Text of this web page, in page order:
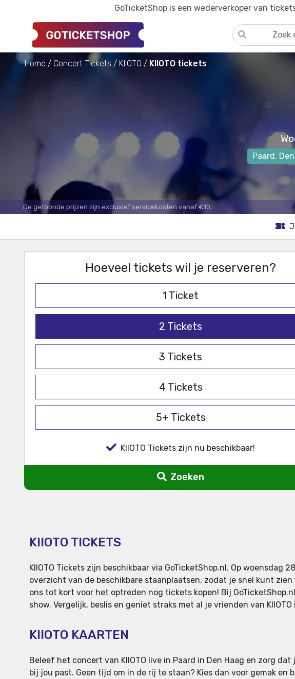
GoTicketShop is een wederverkoper van
Home Concert Tickets KIIOTO KIIOTO tickets
Paard,
De getoonde prijzen zijn exclusief servicekosten vanaf €10,-.
Hoeveel tickets wil je reserveren?
1 Ticket
2 Tickets
3 Tickets
4 Tickets
5+ Tickets
KIIOTO Tickets zijn nu beschikbaar!
Zoeken
KIIOTO TICKETS
KIIOTO Tickets zijn beschikbaar via GoTicketShop.nl. Op woensdag
overzicht van de beschikbare staanplaatsen, zodat je snel kunt
ons tot kort voor het optreden nog tickets kopen! Bij
show. Vergelijk, beslis en geniet straks met al je vrienden van KIIOTO
KIIOTO KAARTEN
Beleef het concert van KIIOTO live in Paard in Den Haag en zorg
bij jou past. Geen tijd om in de rij te staan? Kies dan voor gemak